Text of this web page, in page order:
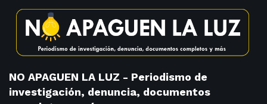
NO APAGUEN LA LUZ - Periodismo de
investigación, denuncia, documentos